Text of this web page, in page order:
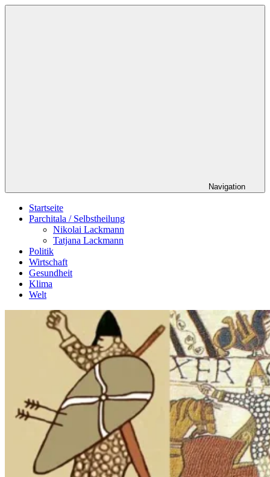
Zum
Navigation
Startseite
Parchitala / Selbstheilung
Nikolai Lackmann
Tatjana Lackmann
Politik
Wirtschaft
Gesundheit
Klima
Welt